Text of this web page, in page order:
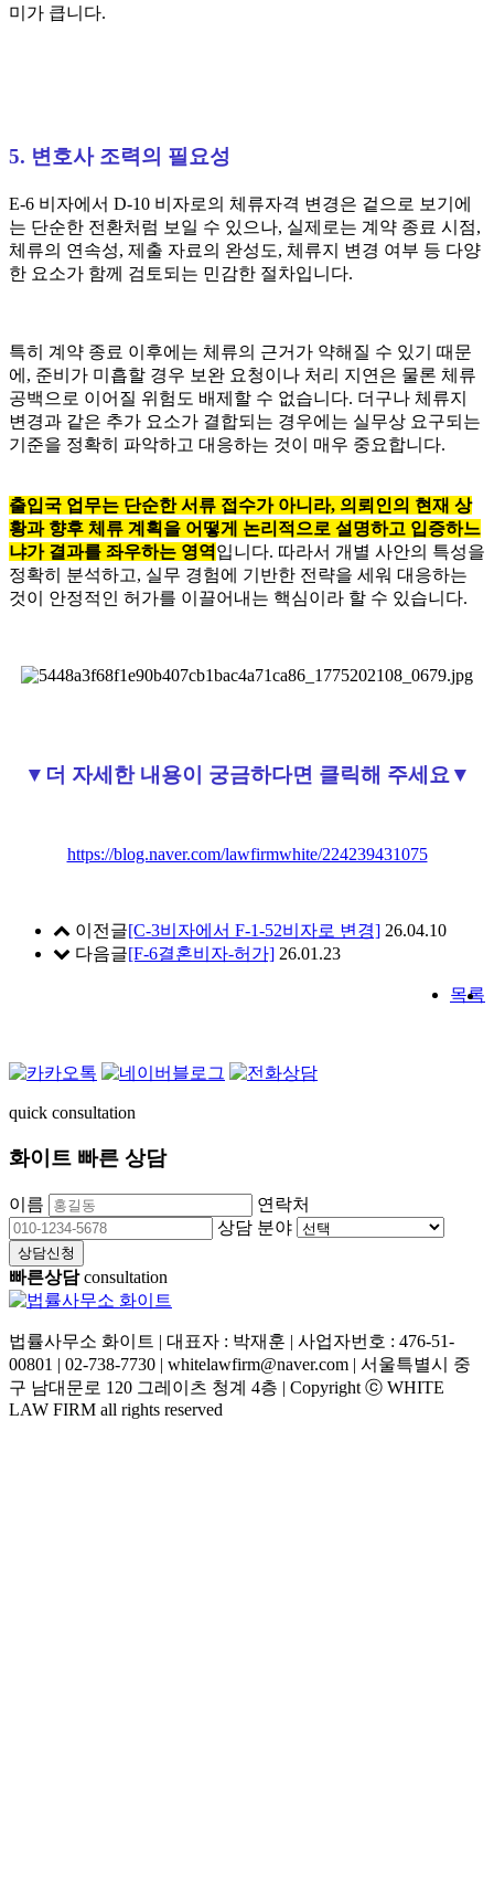
미가 큽니다.
5. 변호사 조력의 필요성
E-6 비자에서 D-10 비자로의 체류자격 변경은 겉으로 보기에
는 단순한 전환처럼 보일 수 있으나, 실제로는 계약 종료 시점,
체류의 연속성, 제출 자료의 완성도, 체류지 변경 여부 등 다양
한 요소가 함께 검토되는 민감한 절차입니다.
특히 계약 종료 이후에는 체류의 근거가 약해질 수 있기 때문
에, 준비가 미흡할 경우 보완 요청이나 처리 지연은 물론 체류
공백으로 이어질 위험도 배제할 수 없습니다. 더구나 체류지
변경과 같은 추가 요소가 결합되는 경우에는 실무상 요구되는
기준을 정확히 파악하고 대응하는 것이 매우 중요합니다.
출입국 업무는 단순한 서류 접수가 아니라, 의뢰인의 현재 상
황과 향후 체류 계획을 어떻게 논리적으로 설명하고 입증하느
냐가 결과를 좌우하는 영역입니다. 따라서 개별 사안의 특성을
정확히 분석하고, 실무 경험에 기반한 전략을 세워 대응하는
것이 안정적인 허가를 이끌어내는 핵심이라 할 수 있습니다.
▼더 자세한 내용이 궁금하다면 클릭해 주세요▼
https://blog.naver.com/lawfirmwhite/224239431075
이전글[C-3비자에서 F-1-52비자로 변경] 26.04.10
다음글[F-6결혼비자-허가] 26.01.23
목록
quick consultation
화이트 빠른 상담
이름
연락처
상담 분야
상담신청
빠른상담consultation
법률사무소 화이트 | 대표자 : 박재훈 | 사업자번호 : 476-51-
00801 | 02-738-7730 | whitelawfirm@naver.com | 서울특별시 중
구 남대문로 120 그레이츠 청계 4층 | Copyright ⓒ WHITE
LAW FIRM all rights reserved